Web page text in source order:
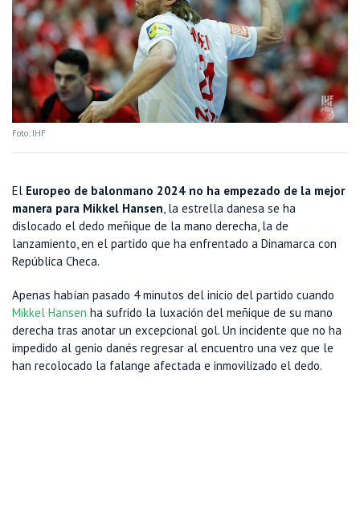
Foto: IHF
El Europeo de balonmano 2024 no ha empezado de la mejor
manera para Mikkel Hansen, la estrella danesa se ha
dislocado el dedo meñique de la mano derecha, la de
lanzamiento, en el partido que ha enfrentado a Dinamarca con
República Checa.
Apenas habían pasado 4 minutos del inicio del partido cuando
Mikkel Hansen ha sufrido la luxación del meñique de su mano
derecha tras anotar un excepcional gol. Un incidente que no ha
impedido al genio danés regresar al encuentro una vez que le
han recolocado la falange afectada e inmovilizado el dedo.